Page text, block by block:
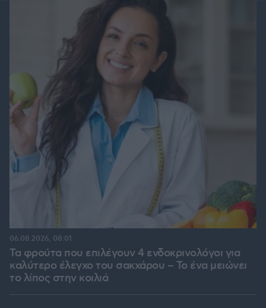
Τα φρούτα που επιλέγουν 4 ενδοκρινολόγοι για
καλύτερο έλεγχο του σακχάρου – Το ένα μειώνει
το λίπος στην κοιλιά
06.08.2026, 08:01